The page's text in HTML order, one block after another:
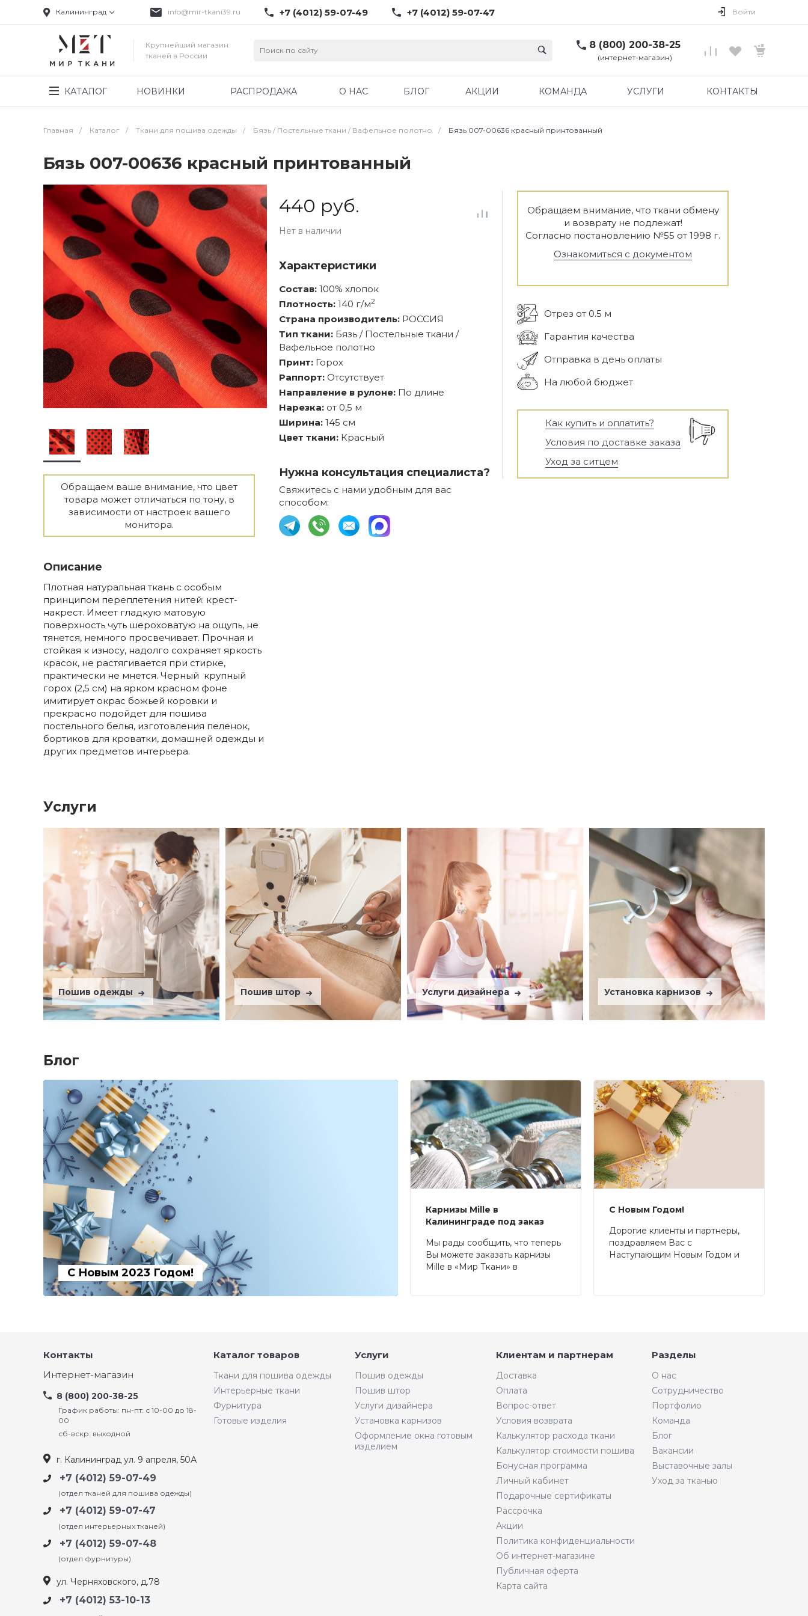
Калининград info@mir-tkani39.ru +7 (4012) 59-07-49 +7 (4012) 59-07-47 Войти
Крупнейший магазин
тканей в России
8 (800) 200-38-25
(интернет-магазин)
КАТАЛОГ НОВИНКИ РАСПРОДАЖА О НАС БЛОГ АКЦИИ КОМАНДА УСЛУГИ КОНТАКТЫ
Главная / Каталог / Ткани для пошива одежды / Бязь / Постельные ткани / Вафельное полотно / Бязь 007-00636 красный принтованный
Бязь 007-00636 красный принтованный
Обращаем ваше внимание, что цвет
товара может отличаться по тону, в
зависимости от настроек вашего
монитора.
Описание
Плотная натуральная ткань с особым
принципом переплетения нитей: крест-
накрест. Имеет гладкую матовую
поверхность чуть шероховатую на ощупь, не
тянется, немного просвечивает. Прочная и
стойкая к износу, надолго сохраняет яркость
красок, не растягивается при стирке,
практически не мнется. Черный крупный
горох (2,5 см) на ярком красном фоне
имитирует окрас божьей коровки и
прекрасно подойдет для пошива
постельного белья, изготовления пеленок,
бортиков для кроватки, домашней одежды и
других предметов интерьера.
440 руб.
Нет в наличии
Характеристики
Состав: 100% хлопок
Плотность: 140 г/м2
Страна производитель: РОССИЯ
Тип ткани: Бязь / Постельные ткани /
Вафельное полотно
Принт: Горох
Раппорт: Отсутствует
Направление в рулоне: По длине
Нарезка: от 0,5 м
Ширина: 145 см
Цвет ткани: Красный
Нужна консультация специалиста?
Свяжитесь с нами удобным для вас
способом:
Обращаем внимание, что ткани обмену
и возврату не подлежат!
Согласно постановлению №55 от 1998 г.
Ознакомиться с документом
Отрез от 0.5 м
Гарантия качества
Отправка в день оплаты
На любой бюджет
Как купить и оплатить?
Условия по доставке заказа
Уход за ситцем
Услуги
Пошив одежды Пошив штор Услуги дизайнера Установка карнизов
Блог
С Новым 2023 Годом!
Карнизы Mille в
Калининграде под заказ
Мы рады сообщить, что теперь
Вы можете заказать карнизы
Mille в «Мир Ткани» в
С Новым Годом!
Дорогие клиенты и партнеры,
поздравляем Вас с
Наступающим Новым Годом и
Контакты
Интернет-магазин
8 (800) 200-38-25
График работы: пн-пт: с 10-00 до 18-
00
сб-вскр: выходной
г. Калининград ул. 9 апреля, 50А
+7 (4012) 59-07-49
(отдел тканей для пошива одежды)
+7 (4012) 59-07-47
(отдел интерьерных тканей)
+7 (4012) 59-07-48
(отдел фурнитуры)
ул. Черняховского, д.78
+7 (4012) 53-10-13
Каталог товаров
Ткани для пошива одежды
Интерьерные ткани
Фурнитура
Готовые изделия
Услуги
Пошив одежды
Пошив штор
Услуги дизайнера
Установка карнизов
Оформление окна готовым
изделием
Клиентам и партнерам
Доставка
Оплата
Вопрос-ответ
Условия возврата
Калькулятор расхода ткани
Калькулятор стоимости пошива
Бонусная программа
Личный кабинет
Подарочные сертификаты
Рассрочка
Акции
Политика конфиденциальности
Об интернет-магазине
Публичная оферта
Карта сайта
Разделы
О нас
Сотрудничество
Портфолио
Команда
Блог
Вакансии
Выставочные залы
Уход за тканью